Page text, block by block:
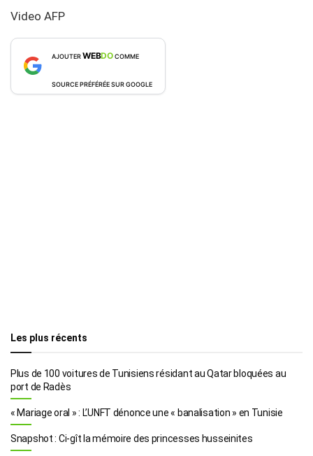
Video AFP
AJOUTERWEBDOCOMME
SOURCE PRÉFÉRÉE SUR GOOGLE
Les plus récents
Plus de 100 voitures de Tunisiens résidant au Qatar bloquées au
port de Radès
« Mariage oral » : L’UNFT dénonce une « banalisation » en Tunisie
Snapshot : Ci-gît la mémoire des princesses husseinites